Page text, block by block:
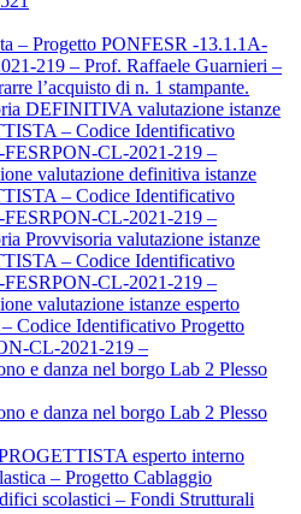
– Progetto PONFESR -13.1.1A-
219 – Prof. Raffaele Guarnieri –
l’acquisto di n. 1 stampante.
DEFINITIVA valutazione istanze
– Codice Identificativo
FESRPON-CL-2021-219 –
valutazione definitiva istanze
– Codice Identificativo
FESRPON-CL-2021-219 –
Provvisoria valutazione istanze
– Codice Identificativo
FESRPON-CL-2021-219 –
valutazione istanze esperto
Codice Identificativo Progetto
CL-2021-219 –
e danza nel borgo Lab 2 Plesso
e danza nel borgo Lab 2 Plesso
esperto interno
– Progetto Cablaggio
scolastici – Fondi Strutturali